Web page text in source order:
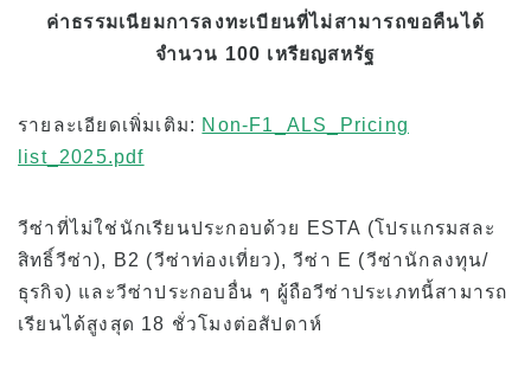
ค่าธรรมเนียมการลงทะเบียนที่ไม่สามารถขอคืนได้
จำนวน 100 เหรียญสหรัฐ
รายละเอียดเพิ่มเติม: Non-F1_ALS_Pricing
list_2025.pdf
วีซ่าที่ไม่ใช่นักเรียนประกอบด้วย ESTA (โปรแกรมสละ
สิทธิ์วีซ่า), B2 (วีซ่าท่องเที่ยว), วีซ่า E (วีซ่านักลงทุน/
ธุรกิจ) และวีซ่าประกอบอื่น ๆ ผู้ถือวีซ่าประเภทนี้สามารถ
เรียนได้สูงสุด 18 ชั่วโมงต่อสัปดาห์